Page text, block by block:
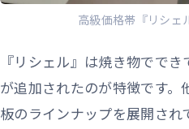
高級価格帯『リシ
『リシェル』は焼き物でで
が追加されたのが特徴です
板のラインナップを展開さ